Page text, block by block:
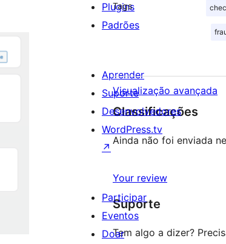
Tags
Visualização avançada
Classificações
Ainda não foi enviada
Your review
Suporte
Tem algo a dizer?
Plugins
Padrões
Aprender
Suporte
Desenvolvedores
WordPress.tv
↗
Participar
Eventos
Doar